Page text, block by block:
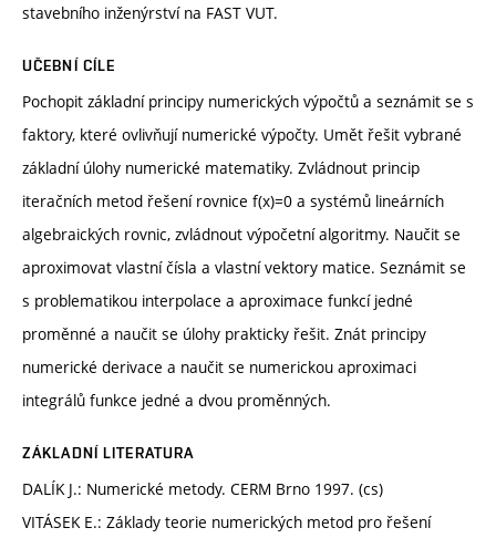
stavebního inženýrství na FAST VUT.
UČEBNÍ CÍLE
Pochopit základní principy numerických výpočtů a seznámit se s
faktory, které ovlivňují numerické výpočty. Umět řešit vybrané
základní úlohy numerické matematiky. Zvládnout princip
iteračních metod řešení rovnice f(x)=0 a systémů lineárních
algebraických rovnic, zvládnout výpočetní algoritmy. Naučit se
aproximovat vlastní čísla a vlastní vektory matice. Seznámit se
s problematikou interpolace a aproximace funkcí jedné
proměnné a naučit se úlohy prakticky řešit. Znát principy
numerické derivace a naučit se numerickou aproximaci
integrálů funkce jedné a dvou proměnných.
ZÁKLADNÍ LITERATURA
DALÍK J.: Numerické metody. CERM Brno 1997. (cs)
VITÁSEK E.: Základy teorie numerických metod pro řešení